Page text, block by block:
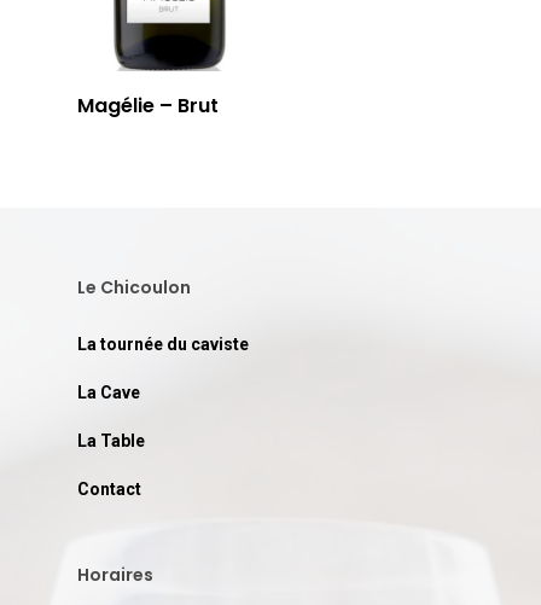
Magélie – Brut
Le Chicoulon
La tournée du caviste
La Cave
La Table
Contact
Horaires